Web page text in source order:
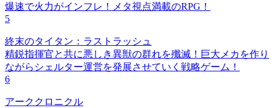
爆速で火力がインフレ！メタ視点満載のRPG！
5
終末のタイタン：ラストラッシュ
精鋭指揮官と共に悪しき異獣の群れを殲滅！巨大メカを作り
ながらシェルター運営を発展させていく戦略ゲーム！
6
アーククロニクル